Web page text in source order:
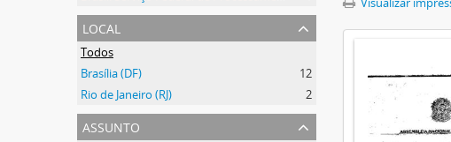
local
Todos
Brasília (DF)
12
Rio de Janeiro (RJ)
2
assunto